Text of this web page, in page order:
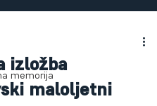
memorija
izložba
maloljetni